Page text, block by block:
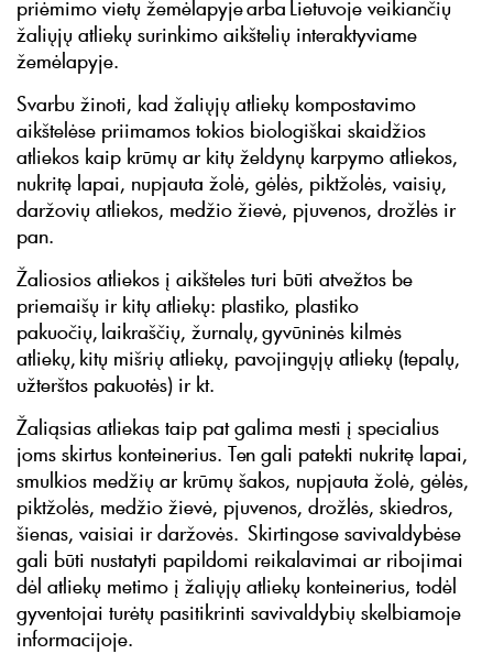
priėmimo vietų žemėlapyje arba Lietuvoje veikiančių
žaliųjų atliekų surinkimo aikštelių interaktyviame
žemėlapyje.
Svarbu žinoti, kad žaliųjų atliekų kompostavimo
aikštelėse priimamos tokios biologiškai skaidžios
atliekos kaip krūmų ar kitų želdynų karpymo atliekos,
nukritę lapai, nupjauta žolė, gėlės, piktžolės, vaisių,
daržovių atliekos, medžio žievė, pjuvenos, drožlės ir
pan.
Žaliosios atliekos į aikšteles turi būti atvežtos be
priemaišų ir kitų atliekų: plastiko, plastiko
pakuočių, laikraščių, žurnalų, gyvūninės kilmės
atliekų, kitų mišrių atliekų, pavojingųjų atliekų (tepalų,
užterštos pakuotės) ir kt.
Žaliąsias atliekas taip pat galima mesti į specialius
joms skirtus konteinerius. Ten gali patekti nukritę lapai,
smulkios medžių ar krūmų šakos, nupjauta žolė, gėlės,
piktžolės, medžio žievė, pjuvenos, drožlės, skiedros,
šienas, vaisiai ir daržovės. Skirtingose savivaldybėse
gali būti nustatyti papildomi reikalavimai ar ribojimai
dėl atliekų metimo į žaliųjų atliekų konteinerius, todėl
gyventojai turėtų pasitikrinti savivaldybių skelbiamoje
informacijoje.